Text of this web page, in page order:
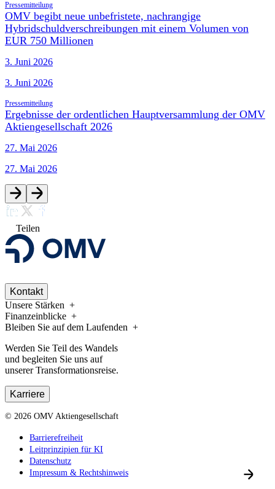
Pressemitteilung
OMV begibt neue unbefristete, nachrangige
Hybridschuldverschreibungen mit einem Volumen von
EUR 750 Millionen
3. Juni 2026
3. Juni 2026
Pressemitteilung
Ergebnisse der ordentlichen Hauptversammlung der OMV
Aktiengesellschaft 2026
27. Mai 2026
27. Mai 2026
Teilen
Kontakt
Unsere Stärken
Finanzeinblicke
Bleiben Sie auf dem Laufenden
Werden Sie Teil des Wandels
und begleiten Sie uns auf
unserer Transformationsreise.
Karriere
© 2026 OMV Aktiengesellschaft
Barrierefreiheit
Leitprinzipien für KI
Datenschutz
Impressum & Rechtshinweis